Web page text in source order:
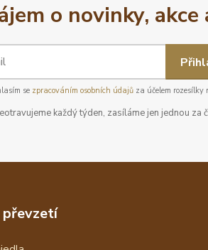
o novinky, akce
se zpracováním osobních údajůza účelem rozesílky
každý týden, zasíláme jen jednou za